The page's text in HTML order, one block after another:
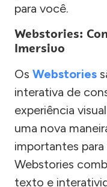
para você.
Webstories:
Imersivo
Os Webstories
interativa de
experiência
uma nova
importantes
Webstories
texto e